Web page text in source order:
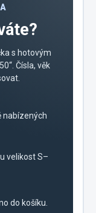
s hotovým
Čísla, věk
nabízených
velikost S–
do košíku.